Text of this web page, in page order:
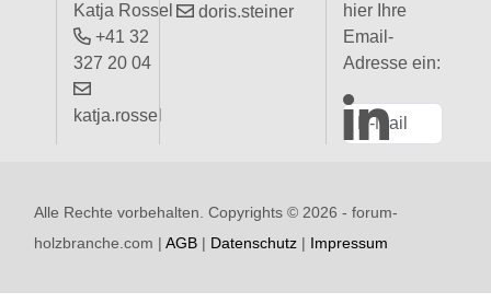
Katja Rossel
+41 32
327 20 04
katja.rossel
doris.steiner
hier Ihre
Email-
Adresse ein:
Alle Rechte vorbehalten. Copyrights ©2026 - forum-
holzbranche.com |AGB | Datenschutz | Impressum